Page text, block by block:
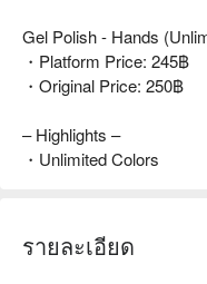
Gel Polish - Hands
・Platform Price: 245฿
・Original Price: 250฿
– Highlights –
・Unlimited Colors
รายละเอียด